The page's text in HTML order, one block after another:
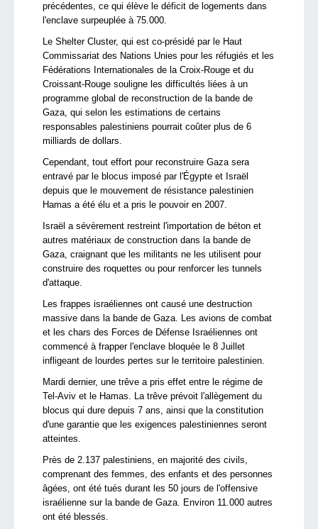
précédentes, ce qui élève le déficit de logements dans
l'enclave surpeuplée à 75.000.
Le Shelter Cluster, qui est co-présidé par le Haut
Commissariat des Nations Unies pour les réfugiés et les
Fédérations Internationales de la Croix-Rouge et du
Croissant-Rouge souligne les difficultés liées à un
programme global de reconstruction de la bande de
Gaza, qui selon les estimations de certains
responsables palestiniens pourrait coûter plus de 6
milliards de dollars.
Cependant, tout effort pour reconstruire Gaza sera
entravé par le blocus imposé par l'Égypte et Israël
depuis que le mouvement de résistance palestinien
Hamas a été élu et a pris le pouvoir en 2007.
Israël a sévèrement restreint l'importation de béton et
autres matériaux de construction dans la bande de
Gaza, craignant que les militants ne les utilisent pour
construire des roquettes ou pour renforcer les tunnels
d'attaque.
Les frappes israéliennes ont causé une destruction
massive dans la bande de Gaza. Les avions de combat
et les chars des Forces de Défense Israéliennes ont
commencé à frapper l'enclave bloquée le 8 Juillet
infligeant de lourdes pertes sur le territoire palestinien.
Mardi dernier, une trêve a pris effet entre le régime de
Tel-Aviv et le Hamas. La trêve prévoit l'allègement du
blocus qui dure depuis 7 ans, ainsi que la constitution
d'une garantie que les exigences palestiniennes seront
atteintes.
Près de 2.137 palestiniens, en majorité des civils,
comprenant des femmes, des enfants et des personnes
âgées, ont été tués durant les 50 jours de l'offensive
israélienne sur la bande de Gaza. Environ 11.000 autres
ont été blessés.